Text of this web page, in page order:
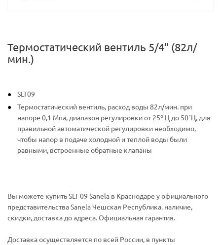
Термостатический вентиль 5/4" (82л/
мин.)
SLT09
Термостатический вентиль, расход воды 82л/мин. при
напоре 0,1 Мпа, диапазон регулировки от 25º Ц до 50˚Ц, для
правильной автоматической регулировки необходимо,
чтобы напор в подаче холодной и теплой воды были
равными, встроенные обратные клапаны
Вы можете купить SLT 09 Sanela в Краснодаре у официального
представительства Sanela Чешская Республика. наличие,
скидки, доставка до адреса. Официальная гарантия.
Доставка осуществляется по всей России, в пункты